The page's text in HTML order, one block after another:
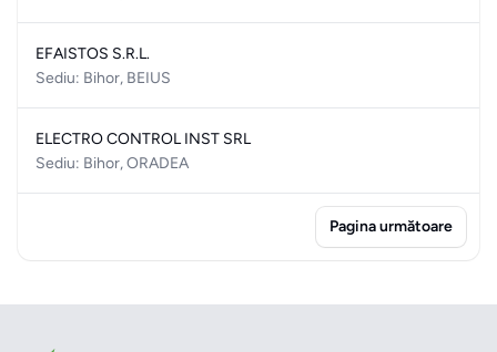
EFAISTOS S.R.L.
Sediu: Bihor, BEIUS
ELECTRO CONTROL INST SRL
Sediu: Bihor, ORADEA
Pagina următoare